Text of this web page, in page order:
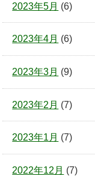
2023年5月 (6)
2023年4月 (6)
2023年3月 (9)
2023年2月 (7)
2023年1月 (7)
2022年12月 (7)